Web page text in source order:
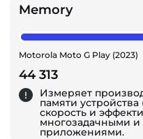
Memory
Motorola Moto G Play (2023)
44 313
Измеряет
памяти
скорость и
многозадачными
приложениями.